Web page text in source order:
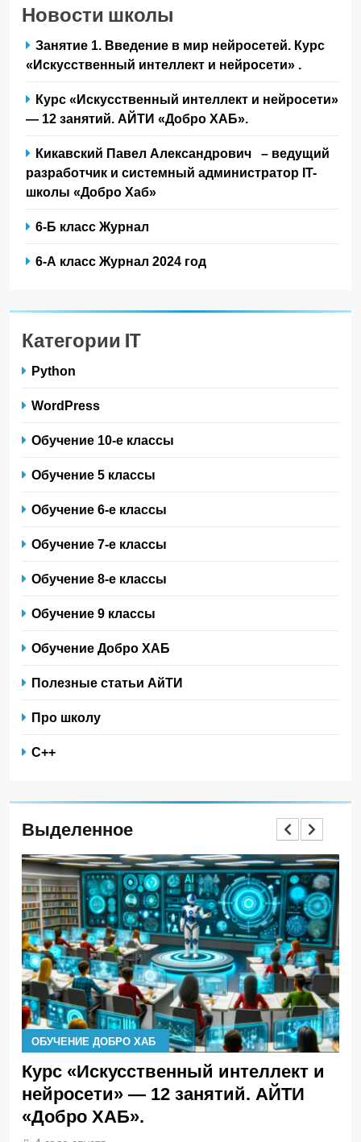
Новости школы
Занятие 1. Введение в мир нейросетей. Курс
«Искусственный интеллект и нейросети» .
Курс «Искусственный интеллект и нейросети»
— 12 занятий. АЙТИ «Добро ХАБ».
Кикавский Павел Александрович – ведущий
разработчик и системный администратор IT-
школы «Добро Хаб»
6-Б класс Журнал
6-А класс Журнал 2024 год
Категории IT
Python
WordPress
Обучение 10-е классы
Обучение 5 классы
Обучение 6-е классы
Обучение 7-е классы
Обучение 8-е классы
Обучение 9 классы
Обучение Добро ХАБ
Полезные статьи АйТИ
Про школу
С++
Выделенное
ОБУЧЕНИЕ ДОБРО ХАБ
Курс «Искусственный интеллект и
нейросети» — 12 занятий. АЙТИ
«Добро ХАБ».